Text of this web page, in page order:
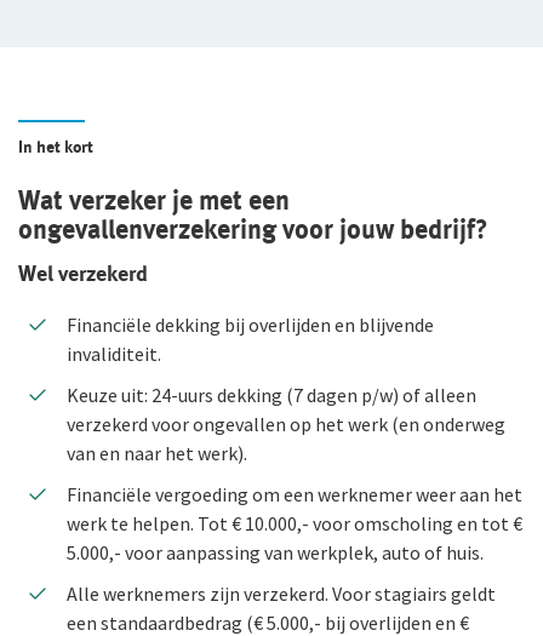
Werken bij De Goudse
Vacatures
Traineeship
Arbeidsvoorwaarden
Sollicitatieprocedure
Privacyverklaring sollicitanten
Wat verzeker je met een
ongevallenverzekering voor jouw bedrijf?
In het kort
Wel verzekerd
Financiële dekking bij overlijden en blijvende
invaliditeit.
Keuze uit: 24-uurs dekking (7 dagen p/w) of alleen
verzekerd voor ongevallen op het werk (en onderweg
van en naar het werk).
Financiële vergoeding om een werknemer weer aan het
werk te helpen. Tot € 10.000,- voor omscholing en tot €
5.000,- voor aanpassing van werkplek, auto of huis.
Alle werknemers zijn verzekerd. Voor stagiairs geldt
een standaardbedrag (€ 5.000,- bij overlijden en €